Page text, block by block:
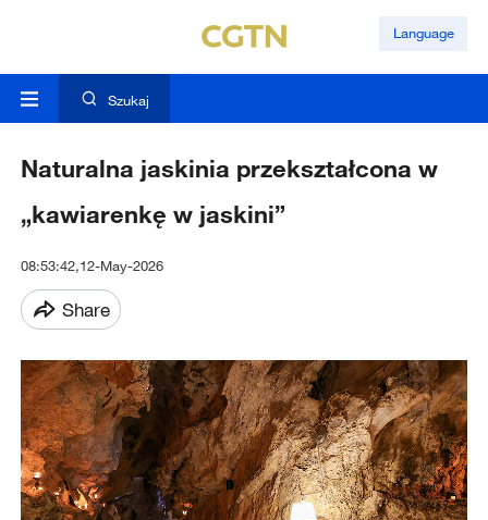
Language
Szukaj
Naturalna jaskinia przekształcona w
„kawiarenkę w jaskini”
08:53:42,12-May-2026
Share